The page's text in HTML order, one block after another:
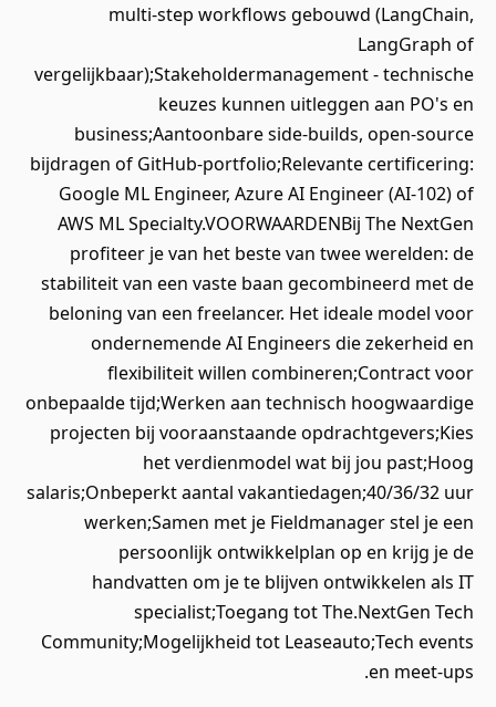
multi-step workflows gebouwd (LangChain,
LangGraph of
vergelijkbaar);Stakeholdermanagement - technische
keuzes kunnen uitleggen aan PO's en
business;Aantoonbare side-builds, open-source
bijdragen of GitHub-portfolio;Relevante certificering:
Google ML Engineer, Azure AI Engineer (AI-102) of
AWS ML Specialty.VOORWAARDENBij The NextGen
profiteer je van het beste van twee werelden: de
stabiliteit van een vaste baan gecombineerd met de
beloning van een freelancer. Het ideale model voor
ondernemende AI Engineers die zekerheid en
flexibiliteit willen combineren;Contract voor
onbepaalde tijd;Werken aan technisch hoogwaardige
projecten bij vooraanstaande opdrachtgevers;Kies
het verdienmodel wat bij jou past;Hoog
salaris;Onbeperkt aantal vakantiedagen;40/36/32 uur
werken;Samen met je Fieldmanager stel je een
persoonlijk ontwikkelplan op en krijg je de
handvatten om je te blijven ontwikkelen als IT
specialist;Toegang tot The.NextGen Tech
Community;Mogelijkheid tot Leaseauto;Tech events
en meet-ups.